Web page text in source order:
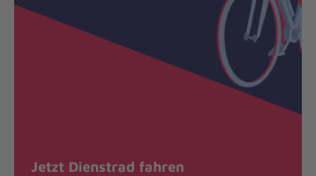
Jetzt Dienstrad fahren